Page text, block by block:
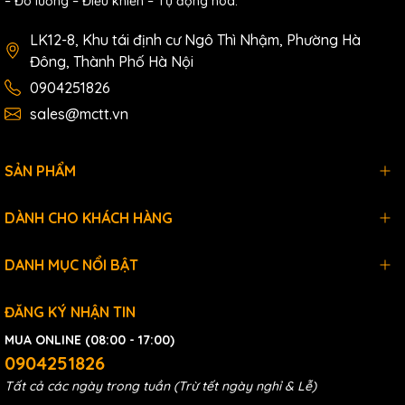
LK12-8, Khu tái định cư Ngô Thì Nhậm, Phường Hà
Đông, Thành Phố Hà Nội
0904251826
sales@mctt.vn
SẢN PHẨM
DÀNH CHO KHÁCH HÀNG
DANH MỤC NỔI BẬT
ĐĂNG KÝ NHẬN TIN
MUA ONLINE (08:00 - 17:00)
0904251826
Tất cả các ngày trong tuần (Trừ tết ngày nghỉ & Lễ)